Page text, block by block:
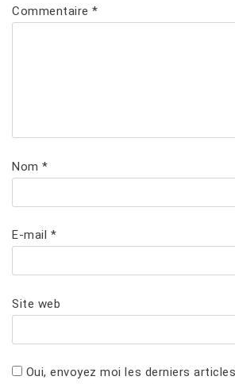
Commentaire*
Nom*
E-mail *
Site web
Oui, envoyez moi les derniers